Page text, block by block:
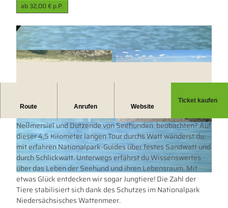
ab 32,00 € p.P.
© Wattwanderzentrum OstfrieslandOstfriesland / Joke Pouliart |CC-BY-SA
s
e
e
h
u
n
d
-
s
e
e
h
u
n
d
-
Route Anrufen Website
Ticket kaufen
Wildnis hautnah erleben
Neßmersiel und Dutzende von Seehunden beobachten? Auf
dieser 4,5 Kilometer langen Tour durchs Watt wanderst du
mit erfahren Nationalpark-Guides über festes Sandwatt und
durch Schlickwatt. Unterwegs erfährst du Wissenswertes
über das Leben der Seehund und ihren Lebensraum. Mit
etwas Glück entdecken wir sogar Jungtiere! Die Zahl der
Tiere stabilisiert sich dank des Schutzes im Nationalpark
Niedersächsisches Wattenmeer.